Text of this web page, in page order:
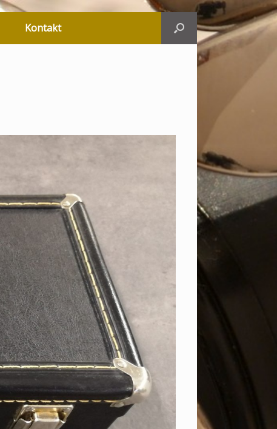
Kontakt